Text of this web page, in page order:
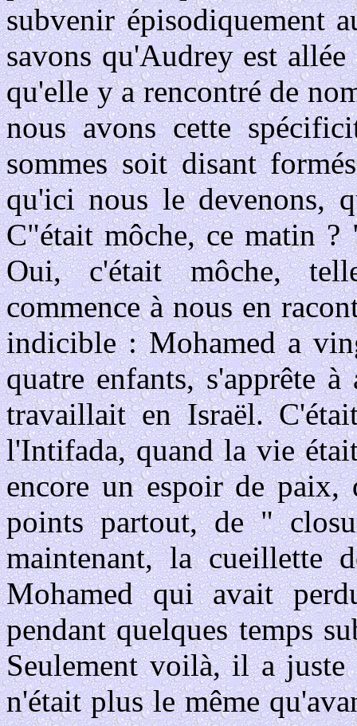
subvenir épisodiquement
savons qu'Audrey est
qu'elle y a rencontré de
nous avons cette
sommes soit disant
qu'ici nous le devenons,
C"était môche, ce matin ?
Oui, c'était môche,
commence à nous en
indicible : Mohamed a
quatre enfants, s'apprête
travaillait en Israël.
l'Intifada, quand la vie
encore un espoir de
points partout, de "
maintenant, la cueillette
Mohamed qui avait
pendant quelques temps
Seulement voilà, il a
n'était plus le même